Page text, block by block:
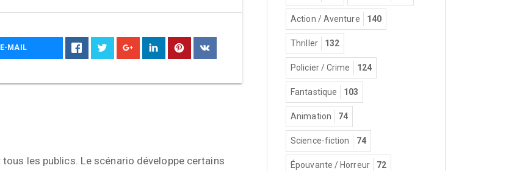
E-MAIL
les publics. Le scénario développe certains
Action / Aventure 140
Thriller 132
Policier / Crime 124
Fantastique 103
Animation 74
Science-fiction 74
Épouvante / Horreur 72